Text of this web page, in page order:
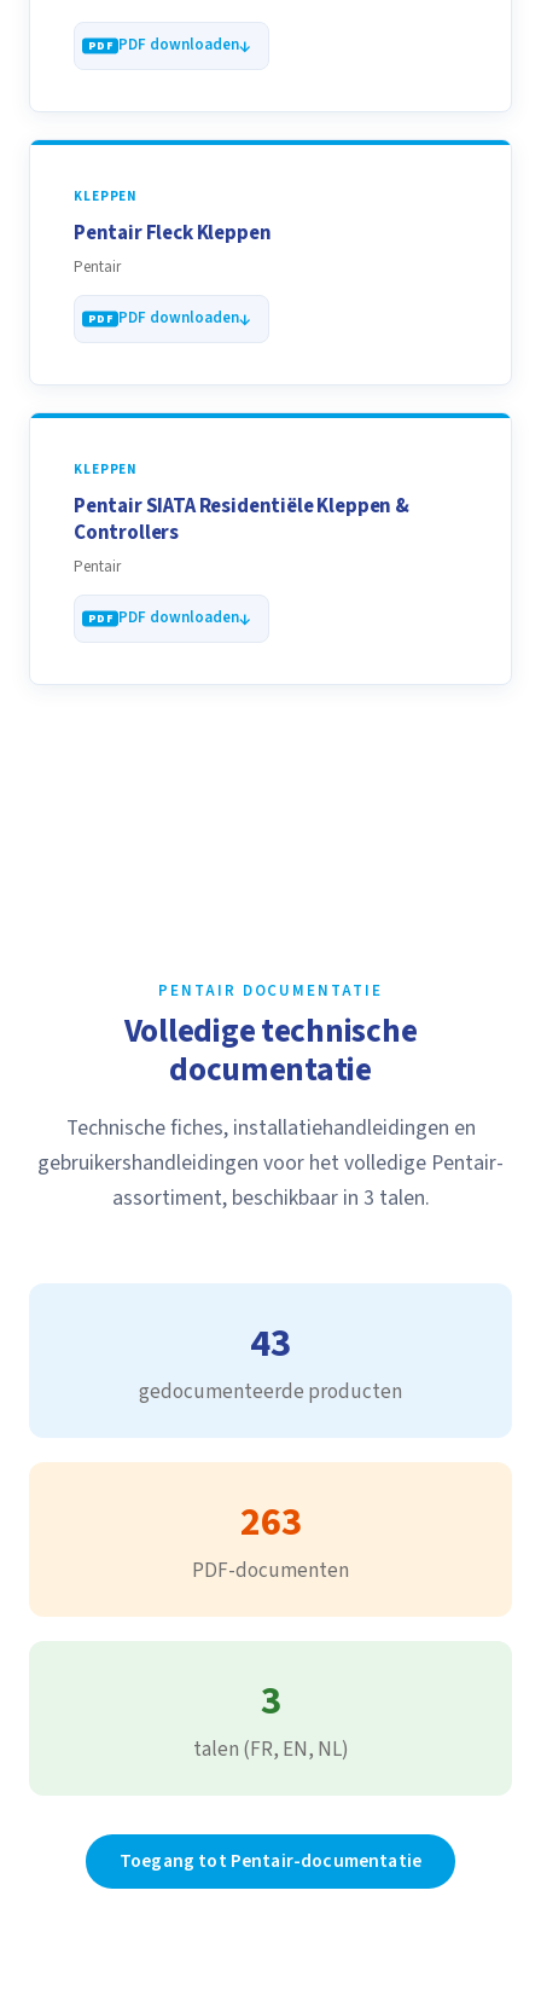
PDF downloaden
KLEPPEN
Pentair Fleck Kleppen
Pentair
PDF downloaden
KLEPPEN
Pentair SIATA Residentiële Kleppen &
Controllers
Pentair
PDF downloaden
PENTAIR DOCUMENTATIE
Volledige technische
documentatie
Technische fiches, installatiehandleidingen en
gebruikershandleidingen voor het volledige Pentair-
assortiment, beschikbaar in 3 talen.
43
gedocumenteerde producten
263
PDF-documenten
3
talen (FR, EN, NL)
Toegang tot Pentair-documentatie